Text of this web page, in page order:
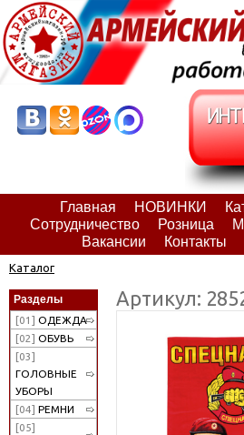
Главная НОВИНКИ
Сотрудничество
Розница
Вакансии
Контакты
Каталог
Разделы
[01] ОДЕЖДА
[02] ОБУВЬ
[03]
ГОЛОВНЫЕ
УБОРЫ
[04] РЕМНИ
[05]
Артикул: